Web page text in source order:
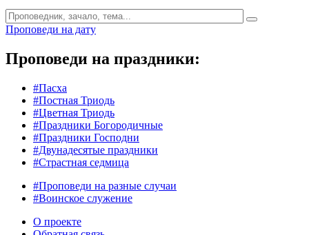
Проповеди на дату
Проповеди на праздники:
#Пасха
#Постная Триодь
#Цветная Триодь
#Праздники Богородичные
#Праздники Господни
#Двунадесятые праздники
#Страстная седмица
#Проповеди на разные случаи
#Воинское служение
О проекте